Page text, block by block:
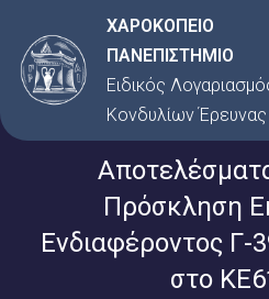
στο
περιεχόμενο
ΧΑΡΟΚΟΠΕΙΟ
ΠΑΝΕΠΙΣΤΗΜΙΟ
Ειδικός
Κονδυλίων Έρευνας
Πρόσκληση
Ενδιαφέροντος Γ-
στο